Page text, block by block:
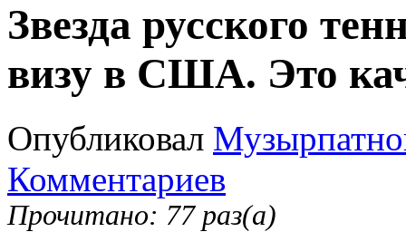
Звезда русского
визу в США. Это
Опубликовал
Комментариев
Прочитано: 77 раз(а)